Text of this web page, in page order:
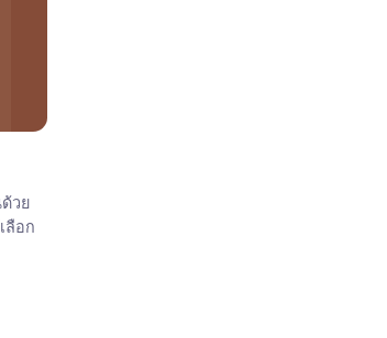
วย
ลือก